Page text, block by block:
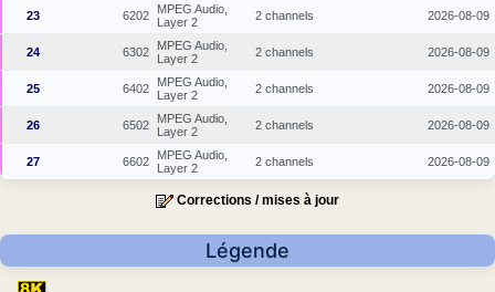
23 6202
MPEG Audio,
Layer 2
2 channels 2026-08-09
24 6302
MPEG Audio,
Layer 2
2 channels 2026-08-09
25 6402
MPEG Audio,
Layer 2
2 channels 2026-08-09
26 6502
MPEG Audio,
Layer 2
2 channels 2026-08-09
27 6602
MPEG Audio,
Layer 2
2 channels 2026-08-09
Corrections / mises à jour
Légende